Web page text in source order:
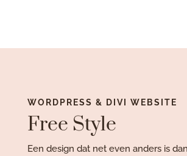
WORDPRESS & DIVI WEBSITE
Free Style
Een design dat net even anders is